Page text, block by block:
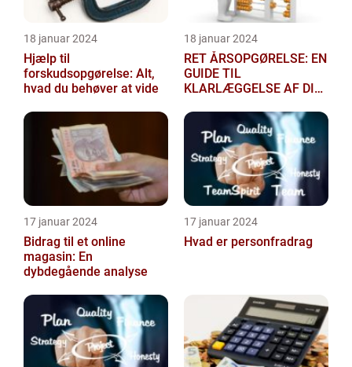
18 januar 2024
Hjælp til
forskudsopgørelse: Alt,
hvad du behøver at vide
18 januar 2024
RET ÅRSOPGØRELSE: EN
GUIDE TIL
KLARLÆGGELSE AF DIN
17 januar 2024
Bidrag til et online
magasin: En
dybdegående analyse
17 januar 2024
Hvad er personfradrag